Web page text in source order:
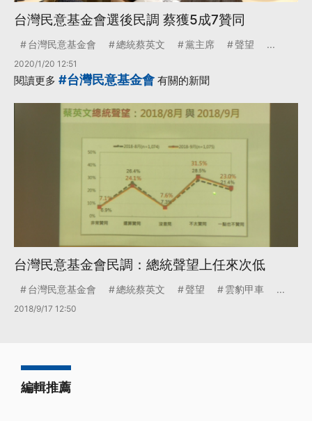
台灣民意基金會選後民調 蔡獲5成7贊同
台灣民意基金會 總統蔡英文 黨主席 聲望 ...
2020/1/20 12:51
閱讀更多 #台灣民意基金會 有關的新聞
台灣民意基金會民調：總統聲望上任來次低
台灣民意基金會 總統蔡英文 聲望 雲豹甲車 ...
2018/9/17 12:50
編輯推薦